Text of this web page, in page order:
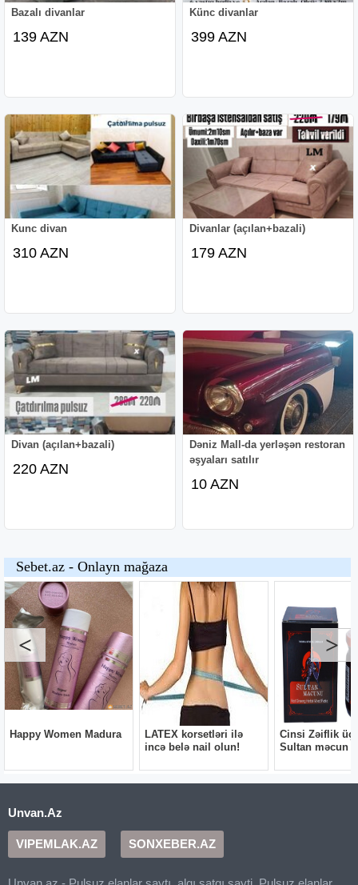
Bazalı divanlar
139 AZN
Künc divanlar
399 AZN
Kunc divan
310 AZN
Divanlar (açılan+bazali)
179 AZN
Divan (açılan+bazali)
220 AZN
Dəniz Mall-da yerləşən restoran
əşyaları satılır
10 AZN
Unvan.Az
VIPEMLAK.AZ SONXEBER.AZ